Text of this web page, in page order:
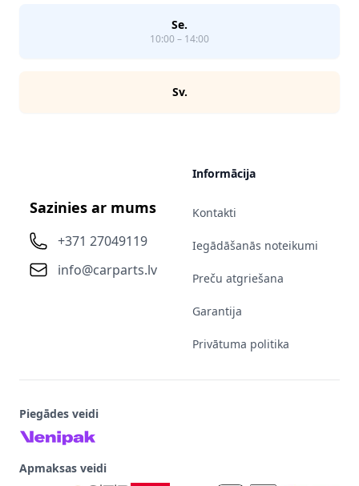
Se.
10:00 – 14:00
Sv.
Sazinies ar mums
+371 27049119
info@carparts.lv
Informācija
Kontakti
Iegādāšanās noteikumi
Preču atgriešana
Garantija
Privātuma politika
Piegādes veidi
Apmaksas veidi